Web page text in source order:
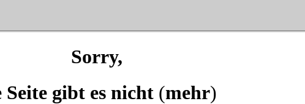
Sorry,
Seite gibt es nicht (mehr)